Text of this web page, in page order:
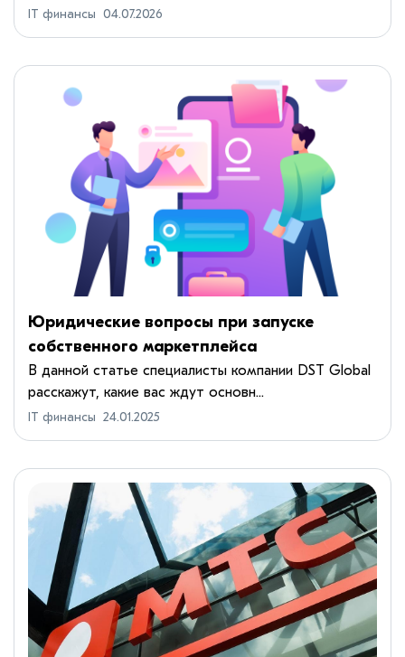
основатели часто фокусируются на привлечении
IT финансы 04.07.2026
Юридические вопросы при запуске
собственного маркетплейса
В данной статье специалисты компании DST Global
расскажут, какие вас ждут основн...
IT финансы 24.01.2025